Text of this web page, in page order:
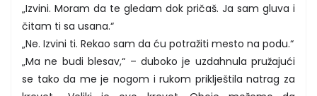
„Izvini. Moram da te gledam dok pričaš. Ja sam gluva i
čitam ti sa usana.“
„Ne. Izvini ti. Rekao sam da ću potražiti mesto na podu.“
„Ma ne budi blesav,“ – duboko je uzdahnula pružajući
se tako da me je nogom i rukom priklještila natrag za